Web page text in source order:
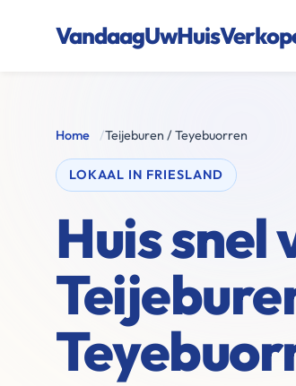
Home /Teijeburen / Teyebuorren
LOKAAL IN FRIESLAND
Huis snel